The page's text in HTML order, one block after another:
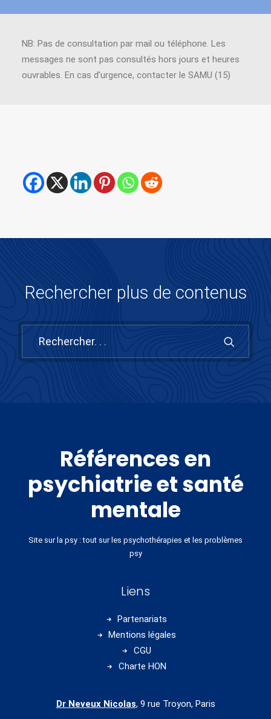
NB: Pas de consultation par mail ou téléphone. Les
messages ne sont pas consultés hors jours et heures
ouvrables. En cas d’urgence, contacter le SAMU (15)
Rechercher plus de contenus
Références en
psychiatrie et santé
mentale
Site sur la psy : tout sur les psychothérapies et les problèmes
psy
Liens
Partenariats
Mentions légales
CGU
Charte HON
Dr Neveux Nicolas, 9 rue Troyon, Paris